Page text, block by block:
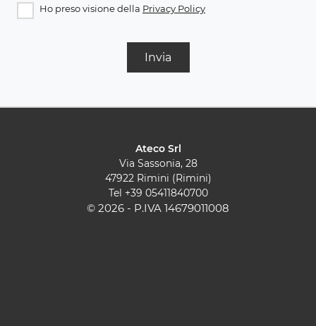
Ho preso visione della Privacy Policy
Invia
Ateco Srl
Via Sassonia, 28
47922 Rimini (Rimini)
Tel +39 05411840700
© 2026 - P.IVA 14679011008